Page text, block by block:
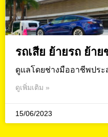
รถเสีย ย้ายรถ ย้าย
ดูแลโดยช่างมืออาชีพปร
ดูเพิ่มเติม »
15/06/2023